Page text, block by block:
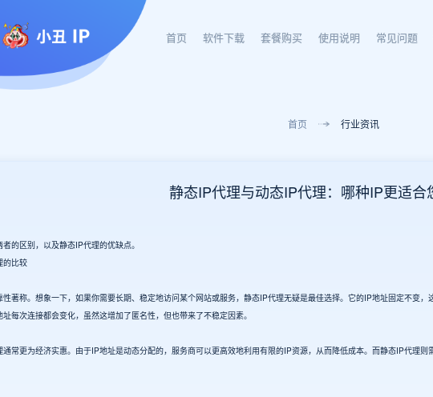
首页 软件下载 套餐购买 使用说明 常见问题
首页 行业资讯
静态IP代理与动态IP代理：哪种IP更适合
区别，以及静态IP代理的优缺点。
的比较
称。想象一下，如果你需要长期、稳定地访问某个网站或服务，静态IP代理无疑是最佳选择。它的IP地址固定不变
每次连接都会变化，虽然这增加了匿名性，但也带来了不稳定因素。
更为经济实惠。由于IP地址是动态分配的，服务商可以更高效地利用有限的IP资源，从而降低成本。而静态IP代理